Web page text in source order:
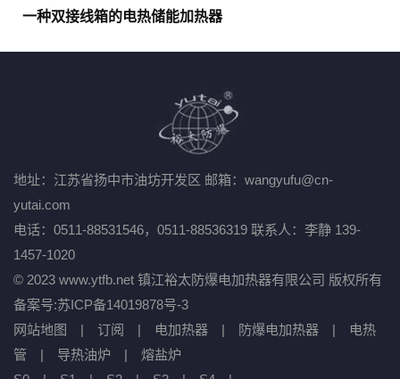
一种双接线箱的电热储能加热器
地址：江苏省扬中市油坊开发区 邮箱：wangyufu@cn-
yutai.com
电话：0511-88531546，0511-88536319 联系人：李静 139-
1457-1020
© 2023 www.ytfb.net 镇江裕太防爆电加热器有限公司 版权所有
备案号:苏ICP备14019878号-3
网站地图
| 订阅 | 电加热器 | 防爆电加热器 |
电热
管
| 导热油炉 |
熔盐炉